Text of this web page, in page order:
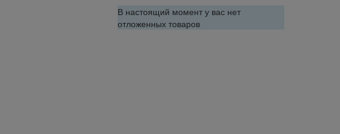
В настоящий момент у вас нет
отложенных товаров